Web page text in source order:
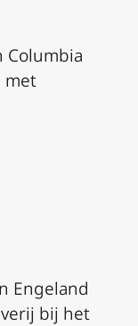
Columbia
met
Engeland
bij het